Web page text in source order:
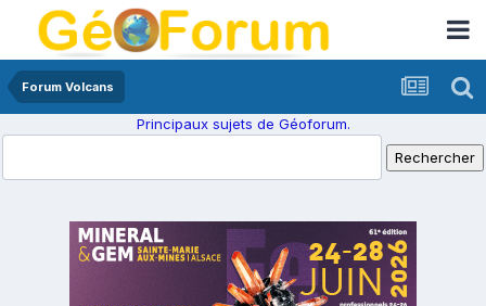
Forum Volcans
Principaux sujets de Géoforum.